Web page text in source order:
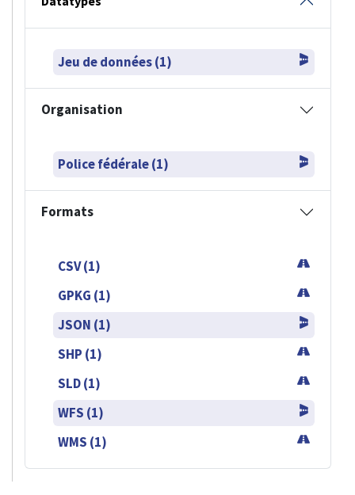
Jeu de données (1)
Organisation
Police fédérale (1)
Formats
CSV (1)
GPKG (1)
JSON (1)
SHP (1)
SLD (1)
WFS (1)
WMS (1)